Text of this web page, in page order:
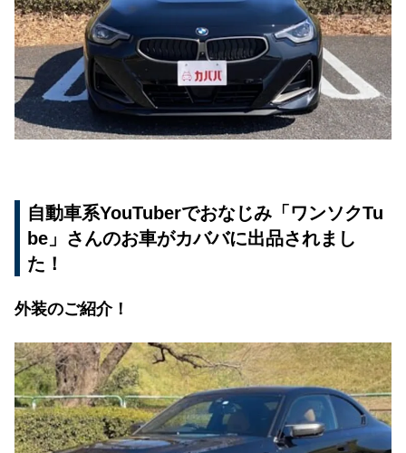
自動車系YouTuberでおなじみ「ワンソクTu
be」さんのお車がカババに出品されまし
た！
外装のご紹介！